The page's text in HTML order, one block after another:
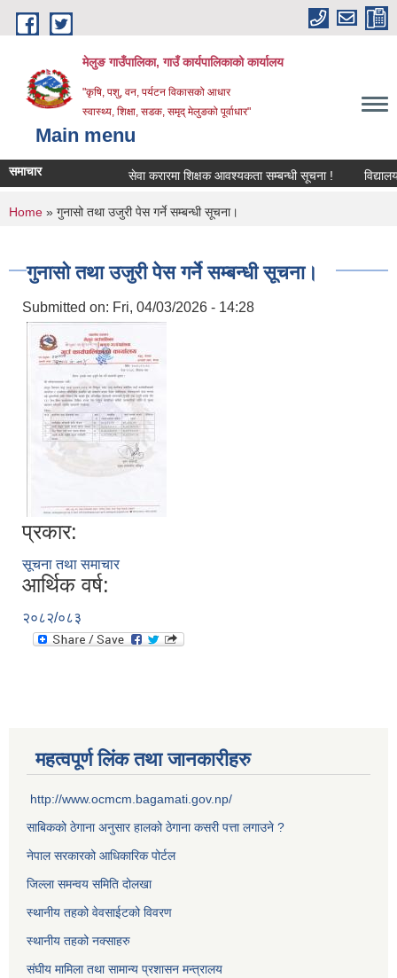
Skip to main content
मेलुङ गाउँपालिका, गाउँ कार्यपालिकाको कार्यालय
"कृषि, पशु, वन, पर्यटन विकासको आधार
स्वास्थ्य, शिक्षा, सडक, समृद् मेलुङको पूर्वाधार"
Main menu
समाचार सेवा करारमा शिक्षक आवश्‍यकता सम्बन्धी सूचना !
You are here
Home » गुनासो तथा उजुरी पेस गर्ने सम्बन्धी सूचना।
गुनासो तथा उजुरी पेस गर्ने सम्बन्धी सूचना।
Submitted on: Fri, 04/03/2026 - 14:28
प्रकार:
सूचना तथा समाचार
आर्थिक वर्ष:
२०८२/०८३
महत्वपूर्ण लिंक तथा जानकारीहरु
http://www.ocmcm.bagamati.gov.np/
साबिकको ठेगाना अनुसार हालको ठेगाना कसरी पत्ता लगाउने ?
नेपाल सरकारको आधिकारिक पोर्टल
जिल्ला समन्वय समिति दोलखा
स्थानीय तहको वेवसाईटको विवरण
स्थानीय तहको नक्साहरु
संघीय मामिला तथा सामान्य प्रशासन मन्त्रालय